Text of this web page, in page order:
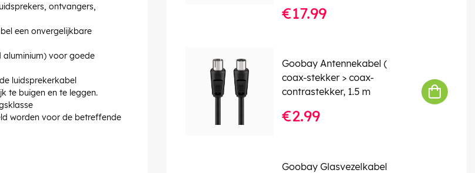
ontvangers,
een onvergelijkbare
aluminium) voor goede
luidsprekerkabel
te buigen en te leggen.
worden voor de betreffende
€17.99
Goobay Antennekabel (
coax-stekker > coax-
contrastekker, 1.5 m
€2.99
Goobay Glasvezelkabel